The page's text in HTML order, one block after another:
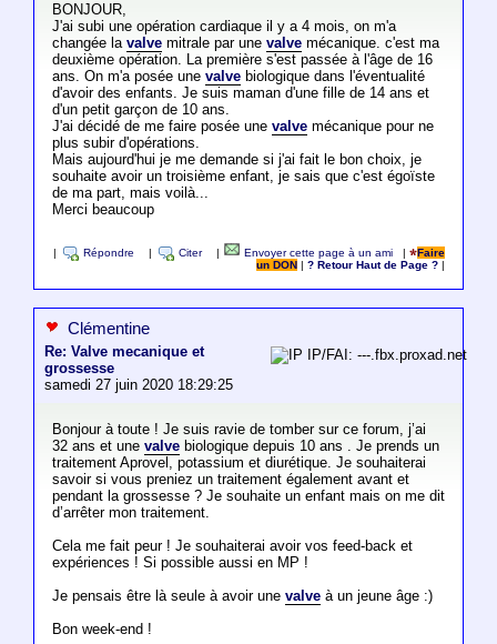
BONJOUR,
J'ai subi une opération cardiaque il y a 4 mois, on m'a
changée la valvemitrale par une valvemécanique. c'est ma
deuxième opération. La première s'est passée à l'âge de 16
ans. On m'a posée une valvebiologique dans l'éventualité
d'avoir des enfants. Je suis maman d'une fille de 14 ans et
d'un petit garçon de 10 ans.
J'ai décidé de me faire posée une valvemécanique pour ne
plus subir d'opérations.
Mais aujourd'hui je me demande si j'ai fait le bon choix, je
souhaite avoir un troisième enfant, je sais que c'est égoïste
de ma part, mais voilà...
Merci beaucoup
Répondre Citer Envoyer cette page à un ami |
Faire
un DON
|? Retour Haut de Page ?
Clémentine
Re: Valve mecanique et
grossesse
samedi 27 juin 2020 18:29:25
IP/FAI: ---.fbx.proxad.net
Bonjour à toute ! Je suis ravie de tomber sur ce forum, j’ai
32 ans et une valvebiologique depuis 10 ans . Je prends un
traitement Aprovel, potassium et diurétique. Je souhaiterai
savoir si vous preniez un traitement également avant et
pendant la grossesse ? Je souhaite un enfant mais on me dit
d’arrêter mon traitement.
Cela me fait peur ! Je souhaiterai avoir vos feed-back et
expériences ! Si possible aussi en MP !
Je pensais être là seule à avoir une valveà un jeune âge :)
Bon week-end !